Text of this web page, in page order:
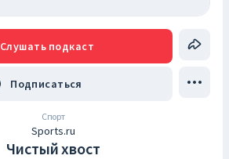
Слушать подкаст
Подписаться
Спорт
Sports.ru
Чистый хвост